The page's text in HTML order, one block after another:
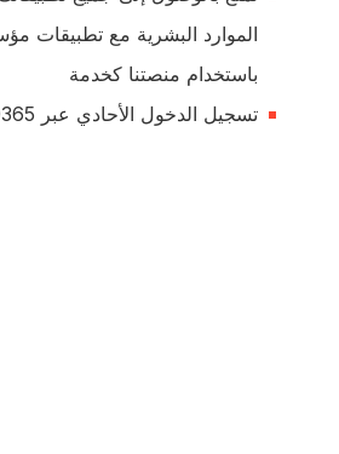
الموارد البشرية مع تطبيقات
باستخدام منصتنا كخدمة
تسجيل الدخول الأحادي عبر O365 وActive Directory وOkta وGoogle والمزيد